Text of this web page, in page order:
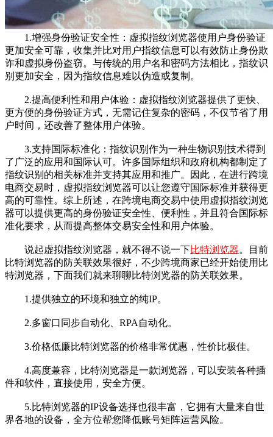
1.增强身份验证安全性：虚拟指纹浏览器使用户身份验证
更加安全可靠，收集并比对用户指纹信息可以有效防止身份欺
诈和虚拟身份盗窃。与传统的用户名和密码方法相比，指纹识
别更加安全，因为指纹信息难以伪造或复制。
2.提高便利性和用户体验：虚拟指纹浏览器提供了更快、
更方便的身份验证方式，无需记住复杂的密码，不仅节省了用
户时间，还改善了整体用户体验。
3.支持国际标准化：指纹识别作为一种生物识别技术得到
了广泛的应用和国际认可。许多国际组织和政府机构都制定了
指纹识别的相关标准并支持其应用和推广。因此，在进行跨境
电商交易时，虚拟指纹浏览器可以让您遵守国际标准并获得更
高的可靠性。综上所述，在跨境电商交易中使用虚拟指纹浏览
器可以提供更高的身份验证安全性、便利性，并且符合国际标
准化要求，从而提高整体交易安全性和用户体验。
说起虚拟指纹浏览器，就不得不说一下比特浏览器。目前
比特浏览器的防关联效果很好，不少跨境商家已经开始使用比
特浏览器，下面我们就来聊聊比特浏览器的防关联效果。
1.提供独立的环境和独立的纯IP。
2.多窗口同步自动化、RPA自动化。
3.价格低廉比特浏览器的价格非常优惠，性价比极佳。
4.高度兼容，比特浏览器是一款浏览器，可以安装各种插
件和软件，直接使用，安全方便。
5.比特浏览器的IP设备选择也很丰富，它拥有大量来自世
界各地的设备，全方位帮您降低账号矩阵运营风险。